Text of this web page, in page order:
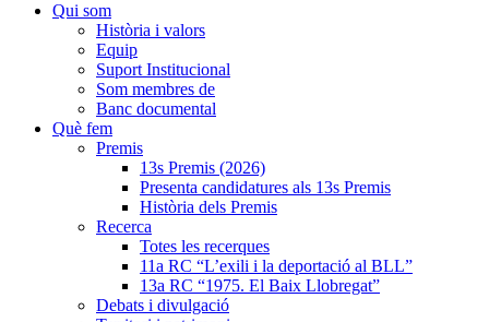
Qui som
Història i valors
Equip
Suport Institucional
Som membres de
Banc documental
Què fem
Premis
13s Premis (2026)
Presenta candidatures als 13s Premis
Història dels Premis
Recerca
Totes les recerques
11a RC “L’exili i la deportació al BLL”
13a RC “1975. El Baix Llobregat”
Debats i divulgació